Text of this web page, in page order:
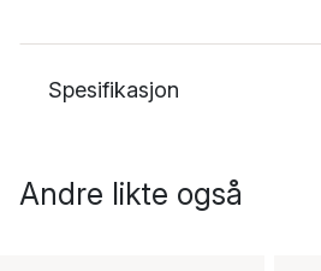
Spesifikasjon
Andre likte også